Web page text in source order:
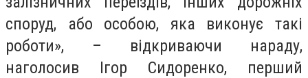
споруд, або особою, яка виконує такі
роботи», – відкриваючи нараду,
наголосив Ігор Сидоренко, перший